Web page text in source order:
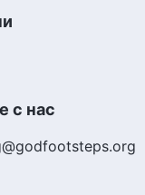
с нас